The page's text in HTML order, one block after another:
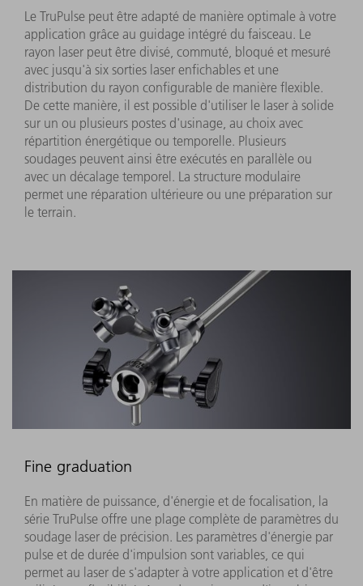
Le TruPulse peut être adapté de manière optimale à votre
application grâce au guidage intégré du faisceau. Le
rayon laser peut être divisé, commuté, bloqué et mesuré
avec jusqu'à six sorties laser enfichables et une
distribution du rayon configurable de manière flexible.
De cette manière, il est possible d'utiliser le laser à solide
sur un ou plusieurs postes d'usinage, au choix avec
répartition énergétique ou temporelle. Plusieurs
soudages peuvent ainsi être exécutés en parallèle ou
avec un décalage temporel. La structure modulaire
permet une réparation ultérieure ou une préparation sur
le terrain.
Fine graduation
En matière de puissance, d'énergie et de focalisation, la
série TruPulse offre une plage complète de paramètres du
soudage laser de précision. Les paramètres d'énergie par
pulse et de durée d'impulsion sont variables, ce qui
permet au laser de s'adapter à votre application et d'être